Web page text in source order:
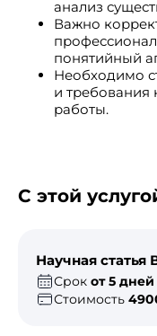
анализ
Важно
понятийный
Необходимо
и
работы.
С этой
Научная статья
Срок от 5 дней
Стоимость